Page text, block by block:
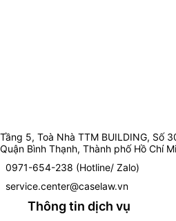
Tầng 5, Toà Nhà TTM BUILDING, Số
Quận Bình Thạnh, Thành phố Hồ Chí
0971-654-238 (Hotline/ Zalo)
service.center@caselaw.vn
Thông tin dịch vụ